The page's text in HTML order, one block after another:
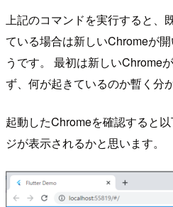
上記のコマンドを実行すると、
ている場合は新しいChromeが
うです。 最初は新しいChrome
ず、何が起きているのか暫く分
起動したChromeを確認すると
ジが表示されるかと思います。